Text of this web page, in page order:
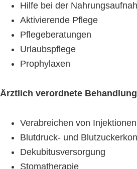
Hilfe bei der
Aktivierende Pflege
Pflegeberatungen
Urlaubspflege
Prophylaxen
Ärztlich verordnete
Verabreichen von
Blutdruck- und
Dekubitusversorgung
Stomatherapie